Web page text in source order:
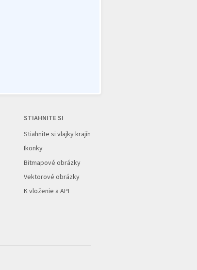
STIAHNITE SI
Stiahnite si vlajky krajín
Ikonky
Bitmapové obrázky
Vektorové obrázky
K vloženie a API